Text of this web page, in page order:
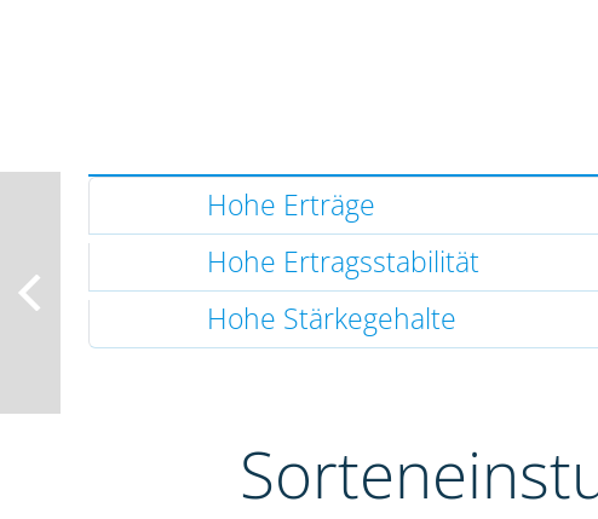
Hohe Erträge
Hohe Ertragsstabilität
Hohe Stärkegehalte